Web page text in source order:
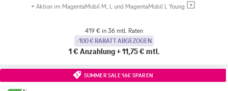
+ Aktion im MagentaMobil M, L und MagentaMobil L Young
419 € in 36 mtl. Raten
-100 € RABATT ABGEZOGEN
1 € Anzahlung+11,75 € mtl.
SUMMER SALE 16€ SPAREN